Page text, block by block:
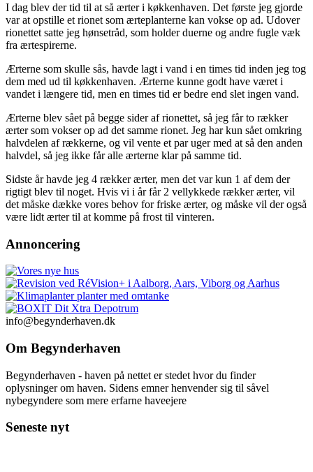
I dag blev der tid til at så ærter i køkkenhaven. Det første jeg gjorde
var at opstille et rionet som ærteplanterne kan vokse op ad. Udover
rionettet satte jeg hønsetråd, som holder duerne og andre fugle væk
fra ærtespirerne.
Ærterne som skulle sås, havde lagt i vand i en times tid inden jeg tog
dem med ud til køkkenhaven. Ærterne kunne godt have været i
vandet i længere tid, men en times tid er bedre end slet ingen vand.
Ærterne blev sået på begge sider af rionettet, så jeg får to rækker
ærter som vokser op ad det samme rionet. Jeg har kun sået omkring
halvdelen af rækkerne, og vil vente et par uger med at så den anden
halvdel, så jeg ikke får alle ærterne klar på samme tid.
Sidste år havde jeg 4 rækker ærter, men det var kun 1 af dem der
rigtigt blev til noget. Hvis vi i år får 2 vellykkede rækker ærter, vil
det måske dække vores behov for friske ærter, og måske vil der også
være lidt ærter til at komme på frost til vinteren.
Annoncering
info@begynderhaven.dk
Om Begynderhaven
Begynderhaven - haven på nettet er stedet hvor du finder
oplysninger om haven. Sidens emner henvender sig til såvel
nybegyndere som mere erfarne haveejere
Seneste nyt